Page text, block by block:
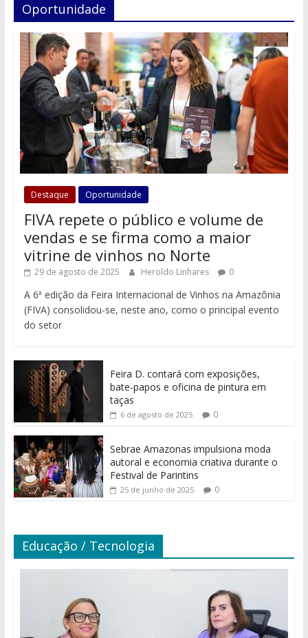
Oportunidade
Destaque Oportunidade
FIVA repete o público e volume de
vendas e se firma como a maior
vitrine de vinhos no Norte
29 de agosto de 2025 Heroldo Linhares 0
A 6ª edição da Feira Internacional de Vinhos na Amazônia
(FIVA) consolidou-se, neste ano, como o principal evento
do setor
Feira D. contará com exposições,
bate-papos e oficina de pintura em
taças
6 de agosto de 2025 0
Sebrae Amazonas impulsiona moda
autoral e economia criativa durante o
Festival de Parintins
25 de junho de 2025 0
Educação / Tecnologia